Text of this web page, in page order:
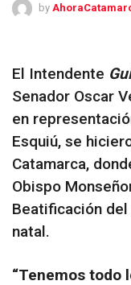
by
El Intendente
Senador Oscar
en
Esquiú, se
Catamarca,
Obispo
Beatificación
natal.
“Tenemos todo